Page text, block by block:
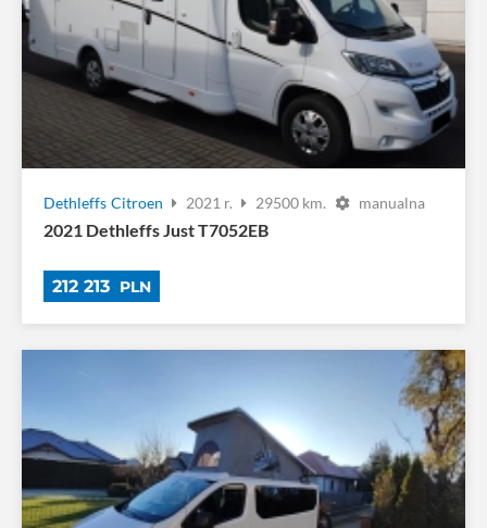
Dethleffs Citroen 2021 r. 29500 km. manualna
2021 Dethleffs Just T7052EB
212 213 PLN